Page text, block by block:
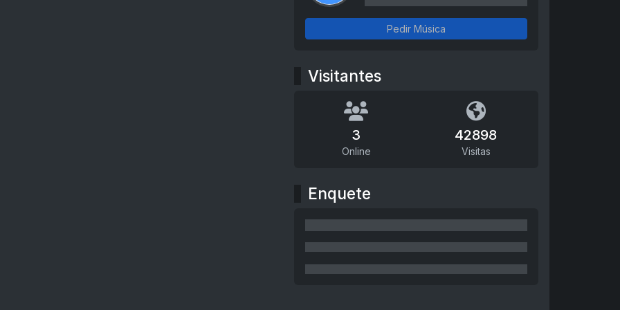
Pedir Música
Visitantes
3
Online
42898
Visitas
Enquete